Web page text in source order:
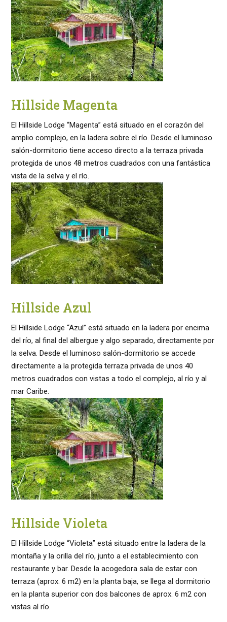
Hillside Magenta
El Hillside Lodge “Magenta” está situado en el corazón del
amplio complejo, en la ladera sobre el río. Desde el luminoso
salón-dormitorio tiene acceso directo a la terraza privada
protegida de unos 48 metros cuadrados con una fantástica
vista de la selva y el río.
Hillside Azul
El Hillside Lodge “Azul” está situado en la ladera por encima
del río, al final del albergue y algo separado, directamente por
la selva. Desde el luminoso salón-dormitorio se accede
directamente a la protegida terraza privada de unos 40
metros cuadrados con vistas a todo el complejo, al río y al
mar Caribe.
Hillside Violeta
El Hillside Lodge “Violeta” está situado entre la ladera de la
montaña y la orilla del río, junto a el establecimiento con
restaurante y bar. Desde la acogedora sala de estar con
terraza (aprox. 6 m2) en la planta baja, se llega al dormitorio
en la planta superior con dos balcones de aprox. 6 m2 con
vistas al río.